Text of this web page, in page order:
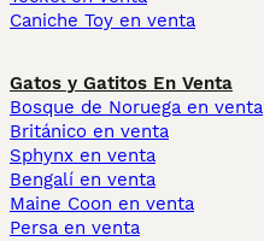
Caniche Toy en venta
Gatos y Gatitos En Venta
Bosque de Noruega en venta
Británico en venta
Sphynx en venta
Bengalí en venta
Maine Coon en venta
Persa en venta